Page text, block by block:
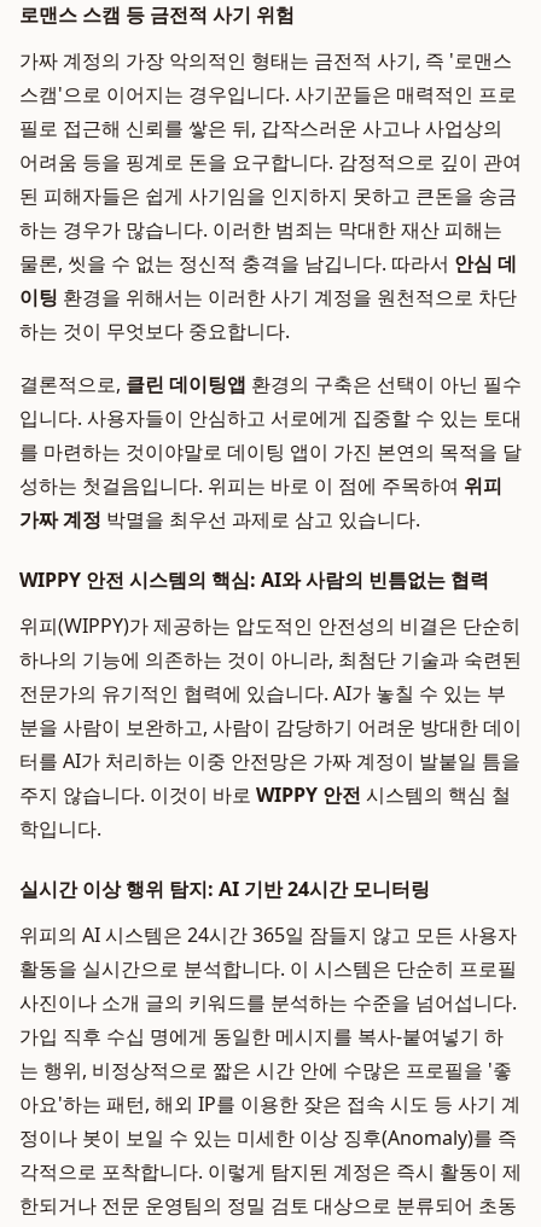
로맨스 스캠 등 금전적 사기 위험
가짜 계정의 가장 악의적인 형태는 금전적 사기, 즉 '로맨스
스캠'으로 이어지는 경우입니다. 사기꾼들은 매력적인 프로
필로 접근해 신뢰를 쌓은 뒤, 갑작스러운 사고나 사업상의
어려움 등을 핑계로 돈을 요구합니다. 감정적으로 깊이 관여
된 피해자들은 쉽게 사기임을 인지하지 못하고 큰돈을 송금
하는 경우가 많습니다. 이러한 범죄는 막대한 재산 피해는
물론, 씻을 수 없는 정신적 충격을 남깁니다. 따라서 안심 데
이팅 환경을 위해서는 이러한 사기 계정을 원천적으로 차단
하는 것이 무엇보다 중요합니다.
결론적으로, 클린 데이팅앱 환경의 구축은 선택이 아닌 필수
입니다. 사용자들이 안심하고 서로에게 집중할 수 있는 토대
를 마련하는 것이야말로 데이팅 앱이 가진 본연의 목적을 달
성하는 첫걸음입니다. 위피는 바로 이 점에 주목하여 위피
가짜 계정 박멸을 최우선 과제로 삼고 있습니다.
WIPPY 안전 시스템의 핵심: AI와 사람의 빈틈없는 협력
위피(WIPPY)가 제공하는 압도적인 안전성의 비결은 단순히
하나의 기능에 의존하는 것이 아니라, 최첨단 기술과 숙련된
전문가의 유기적인 협력에 있습니다. AI가 놓칠 수 있는 부
분을 사람이 보완하고, 사람이 감당하기 어려운 방대한 데이
터를 AI가 처리하는 이중 안전망은 가짜 계정이 발붙일 틈을
주지 않습니다. 이것이 바로 WIPPY 안전 시스템의 핵심 철
학입니다.
실시간 이상 행위 탐지: AI 기반 24시간 모니터링
위피의 AI 시스템은 24시간 365일 잠들지 않고 모든 사용자
활동을 실시간으로 분석합니다. 이 시스템은 단순히 프로필
사진이나 소개 글의 키워드를 분석하는 수준을 넘어섭니다.
가입 직후 수십 명에게 동일한 메시지를 복사-붙여넣기 하
는 행위, 비정상적으로 짧은 시간 안에 수많은 프로필을 '좋
아요'하는 패턴, 해외 IP를 이용한 잦은 접속 시도 등 사기 계
정이나 봇이 보일 수 있는 미세한 이상 징후(Anomaly)를 즉
각적으로 포착합니다. 이렇게 탐지된 계정은 즉시 활동이 제
한되거나 전문 운영팀의 정밀 검토 대상으로 분류되어 초동